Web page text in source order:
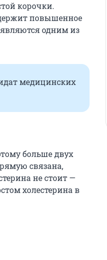
корочки.
повышенное
одним из
медицинских
больше двух
связана,
не стоит —
холестерина в